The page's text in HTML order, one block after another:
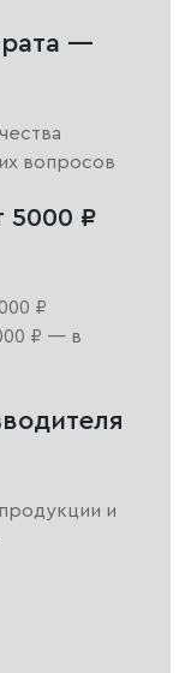
—
вопросов
5000 ₽
₽
₽ — в
и